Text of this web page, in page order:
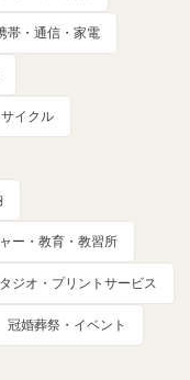
帯・通信・家電
サイクル
ー・教育・教習所
ジオ・プリントサービス
冠婚葬祭・イベント